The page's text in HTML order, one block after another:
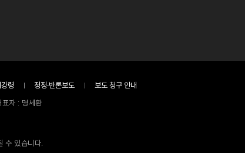
령 정정·반론보도
보도 청구 안내
자 : 명세환
수 있습니다.